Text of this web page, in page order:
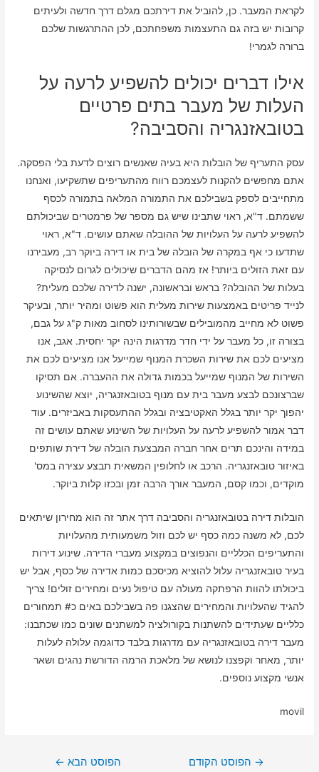
לקראת המעבר. כן, להוביל את דירתכם מגלם דרך חדשה ולעיתים
קרובות יש בזה גם התעצמות משפחתכם, לכן ההתרגשות שלכם
ברורה לגמרי!
אילו דברים יכולים להשפיע לרעה על
העלות של מעבר בתים פרטיים
בטובאזנגריה והסביבה?
עסק התעריף של הובלות היא בעיה שאנשים רוצים לדעת בלי הפסקה.
אתם מחפשים להקנות לעצמכם רווח מהתעריפים שתשקיעו, ואנחנו
מתחייבים לספק בשבילכם את התמורה המלאה בתמורה לכסף
ששמתם. ד"א, ראוי שתבינו שיש גם מספר של פרמטרים שביכולתם
להשפיע לרעה על העלויות של ההובלה שאתם עושים. ד"א, ראוי
שתדעו כי אף במקרה של הובלה של בית או דירה ביוקר רב, מעבירנו
עם זאת הזולים ביותר! אז מהם הדברים שיכולים לגרום לנסיקה
בעלות של ההובלה? בראש ובראשונה, ישנה לדירה שלכם מעלית?
לנייד פריטים באמצעות שירות מעלית הוא פשוט ומהיר יותר, ובעיקר
פשוט לא מחייב מהמובילים שבשורותינו לסחוב מאות ק"ג על גבם,
בצורה זו, כל מעבר על ידי חדר מדרגות הינה יקר יחסית. אגב, אנו
מציעים לכם את שירות השכרת המנוף שמייעל אנו מציעים לכם את
השירות של המנוף שמייעל בכמות גדולה את ההעברה. אם תסיקו
שברצונכם לבצע מעבר בית עם מנוף בטובאזנגריה, יוצא שהשינוע
יהפוך יקר יותר בגלל האקטיבציה ובגלל ההתעסקות באביזרים. עוד
דבר אמור להשפיע לרעה על העלויות של השינוע שאתם עושים זה
במידה והינכם תרים אחר חברה המבצעת הובלה של דירת שותפים
באיזור טובאזנגריה. הרכב או לחלופין המשאית תבצע עצירה במס'
מוקדים, וכמו קסם, המעבר אורך הרבה זמן ובכזו קלות ביוקר.
הובלות דירה בטובאזנגריה והסביבה דרך אתר זה הוא מחירון שיתאים
לכם, לא משנה כמה כסף יש לכם וזול משמעותית מהעלויות
והתעריפים הכלליים והנפוצים במקצוע מעברי הדירה. שינוע דירות
בעיר טובאזנגריה עלול להוציא מכיסכם כמות אדירה של כסף, אבל יש
ביכולתו להוות הרפתקה מעולה עם טיפול נעים ומחירים זולים! צריך
להגיד שהעלויות והמחירים שהצגנו פה בשבילכם באים כ# תמחורים
כלליים שעתידים להשתנות בקורולציה למשתנים שונים כמו שכתבנו:
מעבר דירה בטובאזנגריה עם מדרגות בלבד כדוגמה עלולה לעלות
יותר, מאחר וקפצנו לנושא של מלאכת הרמה הדורשת נהגים ושאר
אנשי מקצוע נוספים.
movil
ניווט
→ הפוסט הקודם הפוסט הבא ←